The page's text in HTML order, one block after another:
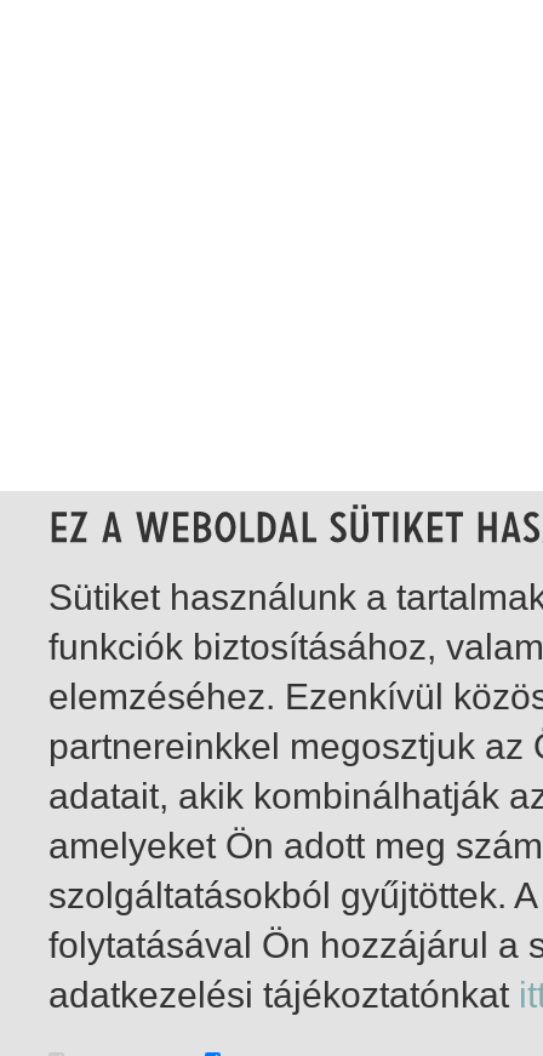
1-3 / total 3 hit
Sütiket használunk a
funkciók biztosításához,
elemzéséhez. Ezenkívül
partnereinkkel megosztjuk
adatait, akik kombinálhatják
amelyeket Ön adott meg
szolgáltatásokból gyűjtöttek.
folytatásával Ön hozzájárul a
adatkezelési tájékoztatónkat